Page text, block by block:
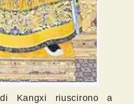
Kangxi riuscirono a